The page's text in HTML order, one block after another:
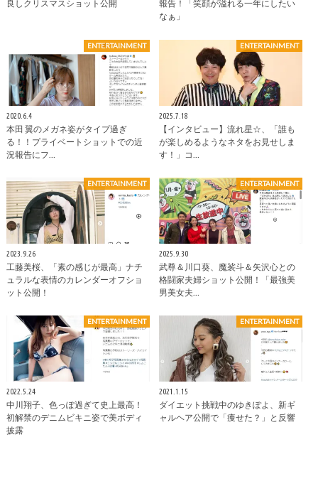
良しクリスマスショット公開
報告！「笑顔が溢れる一年にしたい
なぁ」
ENTERTAINMENT
2020.6.4
本田 翼のメガネ姿がタイプ過ぎ
る！！プライベートショットでの近
況報告にフ…
ENTERTAINMENT
2025.7.18
【インタビュー】流れ星☆、「誰も
が楽しめるようなネタをお見せしま
す！」コ…
ENTERTAINMENT
2023.9.26
工藤美桜、「素の感じが最高」ナチ
ュラルな表情のカレンダーオフショ
ット公開！
ENTERTAINMENT
2025.9.30
武尊＆川口葵、魔裟斗＆矢沢心との
格闘家夫婦ショット公開！「最強美
男美女夫…
ENTERTAINMENT
2022.5.24
中川翔子、色っぽ過ぎて史上最高！
初解禁のデニムビキニ姿で美ボディ
披露
ENTERTAINMENT
2021.1.15
ダイエット挑戦中のゆきぽよ、新ギ
ャルヘア公開で「痩せた？」と反響